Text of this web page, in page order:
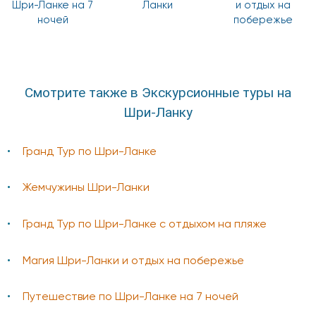
Шри-Ланке на 7
ночей
Ланки
и отдых на
побережье
Смотрите также в Экскурсионные туры на
Шри-Ланку
Гранд Тур по Шри-Ланке
Жемчужины Шри-Ланки
Гранд Тур по Шри-Ланке с отдыхом на пляже
Магия Шри-Ланки и отдых на побережье
Путешествие по Шри-Ланке на 7 ночей